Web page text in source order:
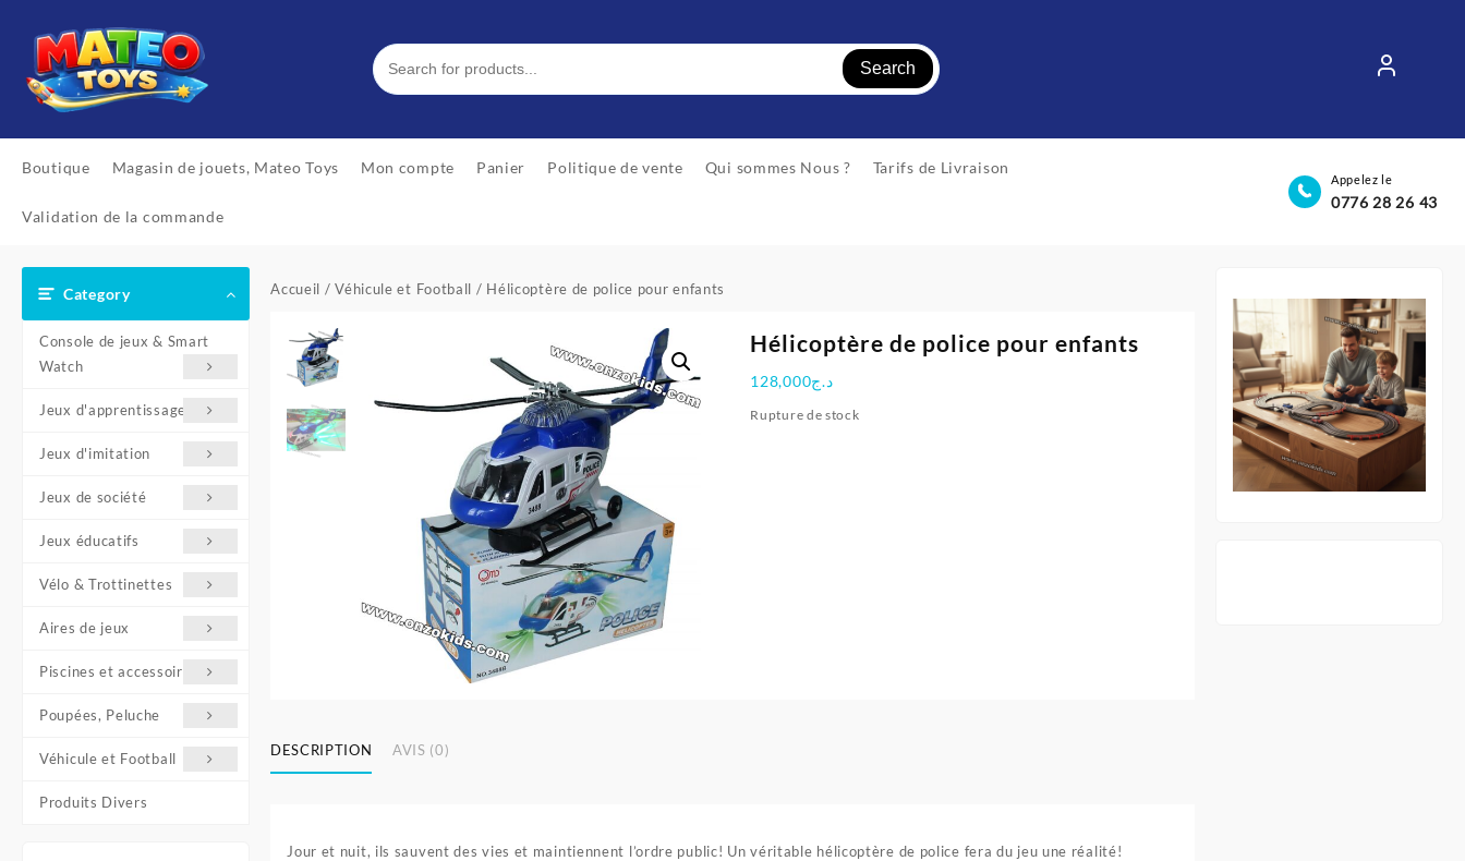
content
Search
Boutique Magasin de jouets, Mateo Toys Mon compte Panier Politique de vente Qui sommes Nous ? Tarifs de Livraison
Validation de la commande
Appelez le
0776 28 26 43
Category
Console de jeux & Smart
Watch
Jeux d'apprentissage
Jeux d'imitation
Jeux de société
Jeux éducatifs
Vélo & Trottinettes
Aires de jeux
Piscines et accessoires
Poupées, Peluche
Véhicule et Football
Produits Divers
Accueil /Véhicule et Football / Hélicoptère de police pour enfants
Hélicoptère de police pour enfants
د.ج128,000
Rupture de stock
DESCRIPTION AVIS (0)
Jour et nuit, ils sauvent des vies et maintiennent l’ordre public! Un véritable hélicoptère de police fera du jeu une réalité!